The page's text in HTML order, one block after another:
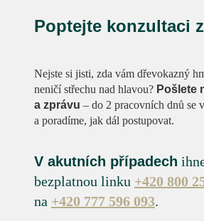
Poptejte konzultaci
Nejste si jisti, zda vám dřevokazný
neničí střechu nad hlavou? Pošlete
a zprávu – do 2 pracovních dnů se
a poradíme, jak dál postupovat.
V akutních případech
bezplatnou linku +420 800
na +420 777 596 093.